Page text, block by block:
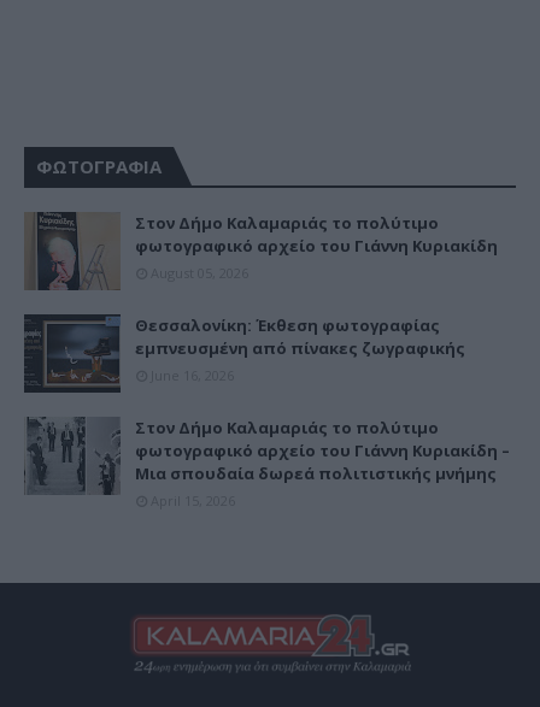
ΦΩΤΟΓΡΑΦΙΑ
Στον Δήμο Καλαμαριάς το πολύτιμο
φωτογραφικό αρχείο του Γιάννη Κυριακίδη
Θεσσαλονίκη: Έκθεση φωτογραφίας
εμπνευσμένη από πίνακες ζωγραφικής
Στον Δήμο Καλαμαριάς το πολύτιμο
φωτογραφικό αρχείο του Γιάννη Κυριακίδη –
Μια σπουδαία δωρεά πολιτιστικής μνήμης